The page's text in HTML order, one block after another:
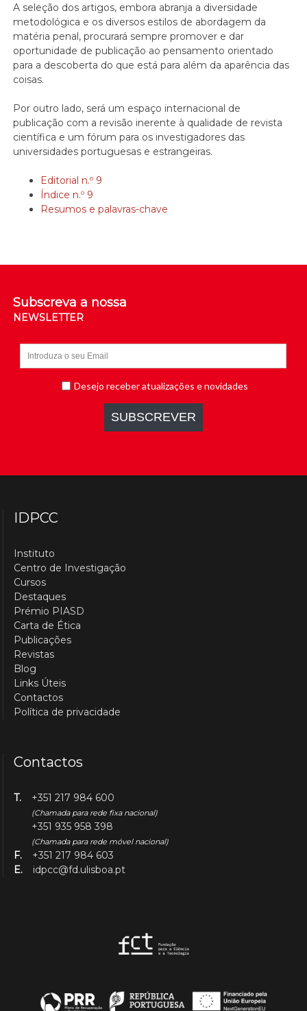
A seleção dos artigos, embora abranja a diversidade
metodológica e os diversos estilos de abordagem da
matéria penal, procurará sempre promover e dar
oportunidade de publicação ao pensamento orientado
para a descoberta do que está para além da aparência das
coisas.
Por outro lado, será um espaço internacional de
publicação com a revisão inerente à qualidade de revista
científica e um fórum para os investigadores das
universidades portuguesas e estrangeiras.
Editorial n.º 9
Índice n.º 9
Resumos e palavras-chave
Subscreva a nossa
NEWSLETTER
IDPCC
Instituto
Centro de Investigação
Cursos
Destaques
Prémio PIASD
Carta de Ética
Publicações
Revistas
Blog
Links Úteis
Contactos
Política de privacidade
Contactos
T. +351 217 984 600
(Chamada para rede fixa nacional)
+351 935 958 398
(Chamada para rede móvel nacional)
F.
+351 217 984 603
E.
idpcc@fd.ulisboa.pt